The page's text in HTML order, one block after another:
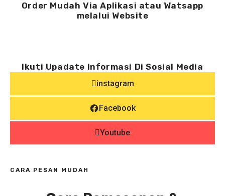
Order Mudah Via Aplikasi atau Watsapp
melalui Website
Ikuti Upadate Informasi Di Sosial Media
instagram
Facebook
Youtube
CARA PESAN MUDAH